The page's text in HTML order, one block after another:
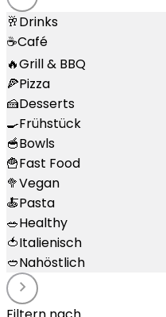
🥂Drinks
☕Café
🔥Grill & BBQ
🍕Pizza
🍰Desserts
🍳Frühstück
🥣Bowls
🍟Fast Food
🥦Vegan
🍝Pasta
🥗Healthy
🍅Italienisch
🥙Nahöstlich